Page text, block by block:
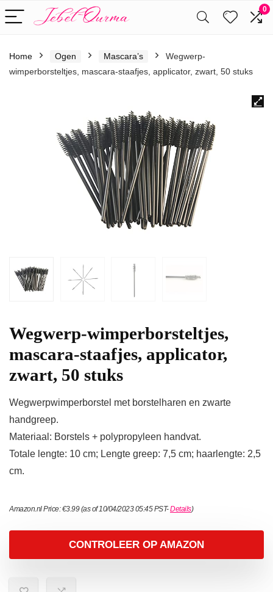
0
Home Ogen Mascara’s
Wegwerp-
wimperborsteltjes, mascara-staafjes, applicator, zwart, 50 stuks
Wegwerp-wimperborsteltjes,
mascara-staafjes, applicator,
zwart, 50 stuks
Wegwerpwimperborstel met borstelharen en zwarte
handgreep.
Materiaal: Borstels + polypropyleen handvat.
Totale lengte: 10 cm; Lengte greep: 7,5 cm; haarlengte: 2,5
cm.
Amazon.nl Price:€3.99(as of 10/04/2023 05:45 PST-Details)
CONTROLEER OP AMAZON